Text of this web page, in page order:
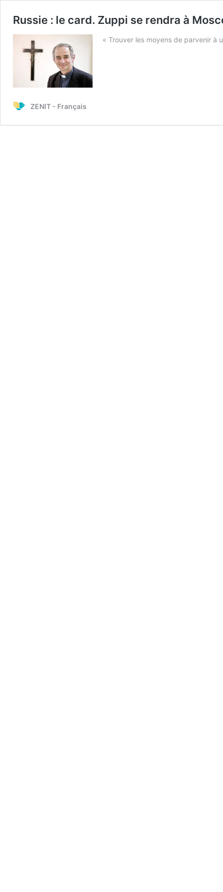
Russie : le card. Zuppi se rendra à
« Trouver les moyens de parvenir à
ZENIT - Français